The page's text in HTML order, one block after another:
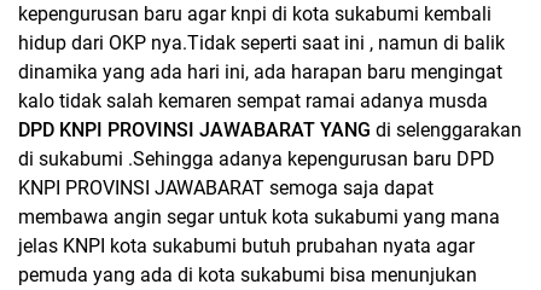
kepengurusan baru agar knpi di kota sukabumi kembali
hidup dari OKP nya.Tidak seperti saat ini , namun di balik
dinamika yang ada hari ini, ada harapan baru mengingat
kalo tidak salah kemaren sempat ramai adanya musda
DPD KNPI PROVINSI JAWABARAT YANG di selenggarakan
di sukabumi .Sehingga adanya kepengurusan baru DPD
KNPI PROVINSI JAWABARAT semoga saja dapat
membawa angin segar untuk kota sukabumi yang mana
jelas KNPI kota sukabumi butuh prubahan nyata agar
pemuda yang ada di kota sukabumi bisa menunjukan